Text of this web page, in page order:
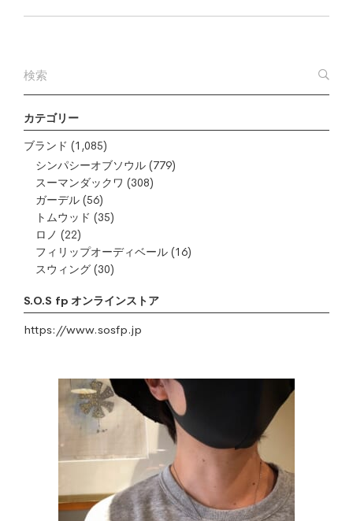
カテゴリー
ブランド (1,085)
シンパシーオブソウル (779)
スーマンダックワ (308)
ガーデル (56)
トムウッド (35)
ロノ (22)
フィリップオーディベール (16)
スウィング (30)
S.O.S fp オンラインストア
https://www.sosfp.jp